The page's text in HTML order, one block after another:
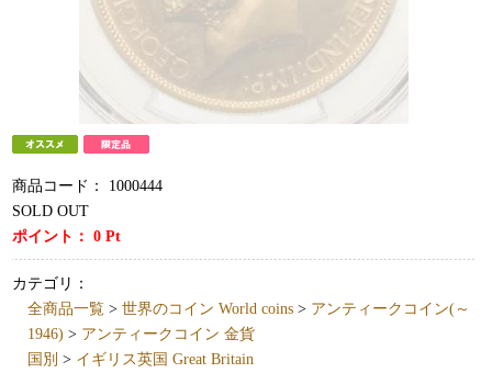
商品コード：
1000444
SOLD OUT
ポイント：0 Pt
カテゴリ：
全商品一覧 >世界のコイン World coins > アンティークコイン(～
1946) > アンティークコイン 金貨
国別 > イギリス英国 Great Britain